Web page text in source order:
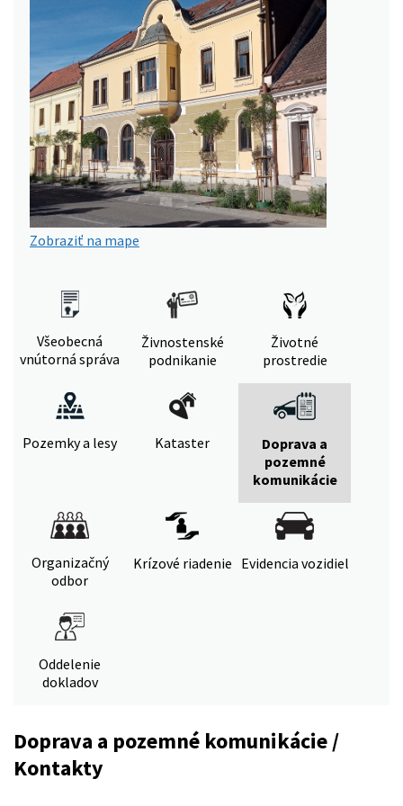
Zobraziť na mape
Všeobecná
vnútorná správa
Živnostenské
podnikanie
Životné
prostredie
Pozemky a lesy Kataster
Doprava a
pozemné
komunikácie
Organizačný
odbor
Krízové riadenie Evidencia vozidiel
Oddelenie
dokladov
Doprava a pozemné komunikácie /
Kontakty